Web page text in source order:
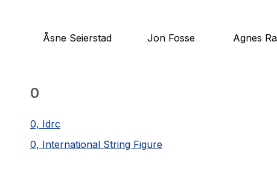
Åsne Seierstad Jon Fosse Agnes
0
0, Idrc
0, International String Figure